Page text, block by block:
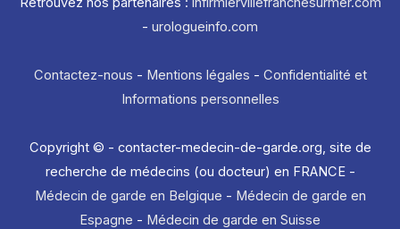
- urologueinfo.com
Contactez-nous - Mentions légales - Confidentialité et
Informations personnelles
Copyright © - contacter-medecin-de-garde.org, site de
recherche de médecins (ou docteur) en FRANCE -
Médecin de garde en Belgique - Médecin de garde en
Espagne - Médecin de garde en Suisse